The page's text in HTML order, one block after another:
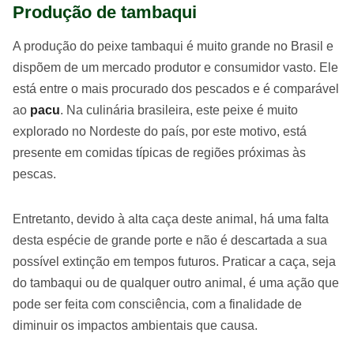
Produção de tambaqui
A produção do peixe tambaqui é muito grande no Brasil e
dispõem de um mercado produtor e consumidor vasto. Ele
está entre o mais procurado dos pescados e é comparável
ao pacu. Na culinária brasileira, este peixe é muito
explorado no Nordeste do país, por este motivo, está
presente em comidas típicas de regiões próximas às
pescas.
Entretanto, devido à alta caça deste animal, há uma falta
desta espécie de grande porte e não é descartada a sua
possível extinção em tempos futuros. Praticar a caça, seja
do tambaqui ou de qualquer outro animal, é uma ação que
pode ser feita com consciência, com a finalidade de
diminuir os impactos ambientais que causa.